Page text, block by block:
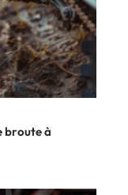
broute à